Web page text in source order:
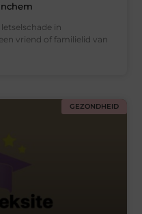
in
vriend of familielid van
GEZONDHEID